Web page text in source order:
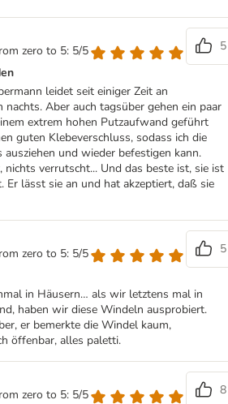
zero to 5: 5/5
5
leidet seit einiger Zeit an
nachts. Aber auch tagsüber gehen ein paar
extrem hohen Putzaufwand geführt
guten Klebeverschluss, sodass ich die
und wieder befestigen kann.
nichts verrutscht... Und das beste ist, sie ist
Er lässt sie an und hat akzeptiert, daß sie
zero to 5: 5/5
5
in Häusern… als wir letztens mal in
haben wir diese Windeln ausprobiert.
er bemerkte die Windel kaum,
öffenbar, alles paletti.
zero to 5: 5/5
8